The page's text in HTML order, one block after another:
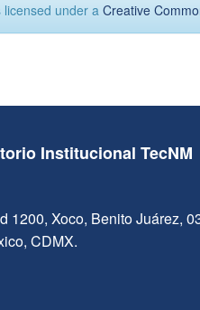
licensed under a Creative
Institucional TecNM
1200, Xoco, Benito Juárez,
CDMX.